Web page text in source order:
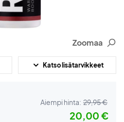
Zoomaa
Katso lisätarvikkeet
Aiempi hinta: 29,95 €
20,00 €